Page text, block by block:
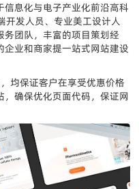
息化与电子产业化前沿高科
开发人员、专业美工设计人
团队，丰富的项目策划经
业和商家提一站式网站建设
均保证客户在享受优惠价格
确保优化页面代码，保证网